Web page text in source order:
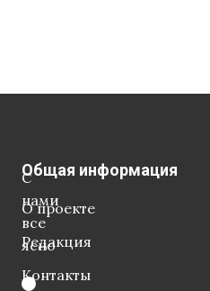
С
нами
все
ясно
Общая информация
О проекте
Редакция
Контакты